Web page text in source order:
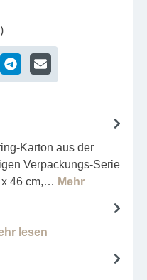
Karton aus der
Verpackungs-Serie
x 46 cm,… Mehr
lesen